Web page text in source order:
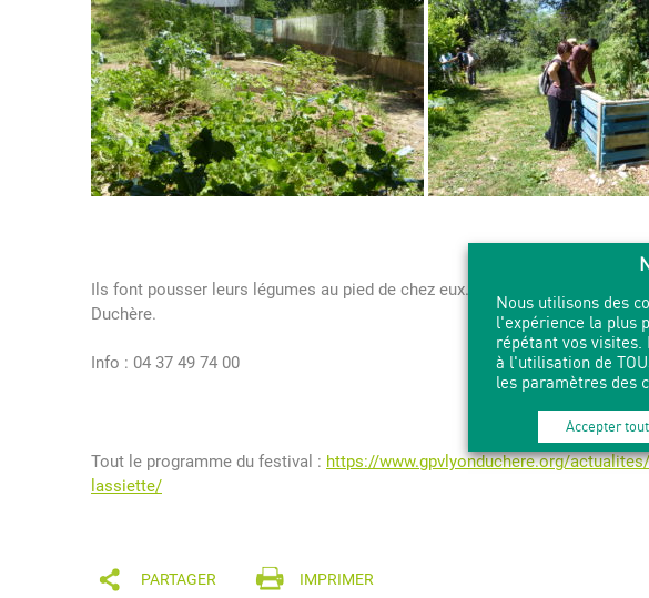
Ils font pousser leurs légumes au pied de chez eux. Venez découvrir les
Duchère.
Info : 04 37 49 74 00
Tout le programme du festival : https://www.gpvlyonduchere.org/
lassiette/
PARTAGER IMPRIMER
Nous utilisons des
l'expérience la plus
répétant vos visites.
à l'utilisation de
les paramètres des
Accepter tout